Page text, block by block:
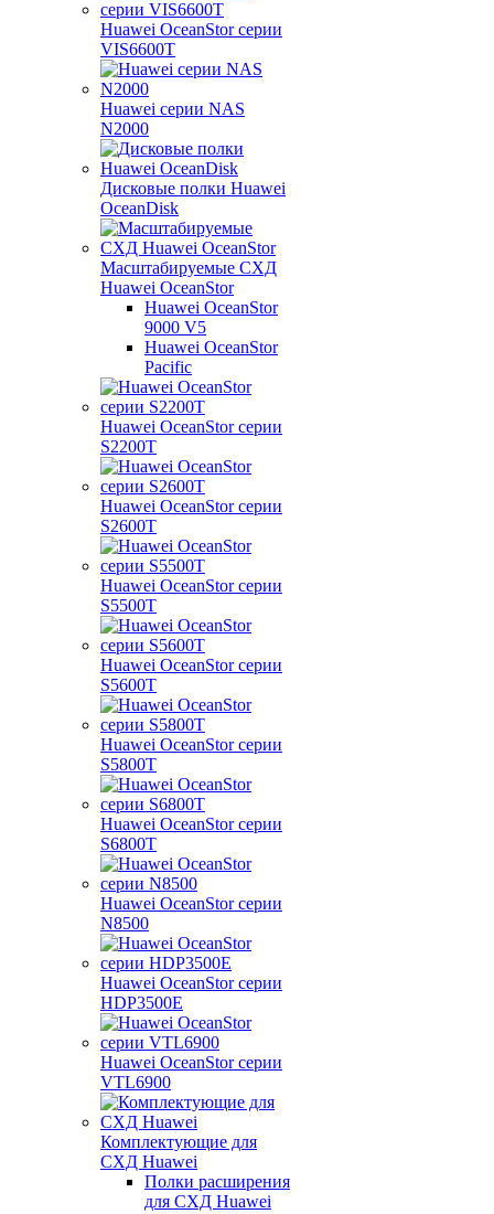
Huawei OceanStor серии
VIS6600T
Huawei серии NAS
N2000
Дисковые полки Huawei
OceanDisk
Масштабируемые СХД
Huawei OceanStor
Huawei OceanStor
9000 V5
Huawei OceanStor
Pacific
Huawei OceanStor серии
S2200T
Huawei OceanStor серии
S2600T
Huawei OceanStor серии
S5500T
Huawei OceanStor серии
S5600T
Huawei OceanStor серии
S5800T
Huawei OceanStor серии
S6800T
Huawei OceanStor серии
N8500
Huawei OceanStor серии
HDP3500E
Huawei OceanStor серии
VTL6900
Комплектующие для
СХД Huawei
Полки расширения
для СХД Huawei